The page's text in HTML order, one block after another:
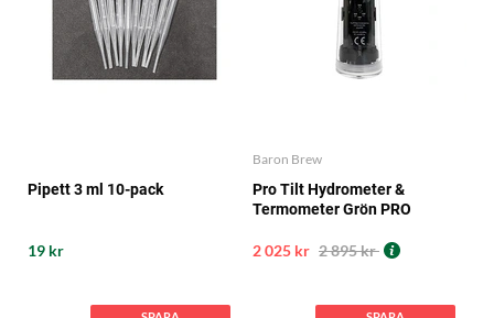
Pipett 3 ml 10-pack
19 kr
Baron Brew
Pro Tilt Hydrometer &
Termometer Grön PRO
2 025 kr 2 895 kr